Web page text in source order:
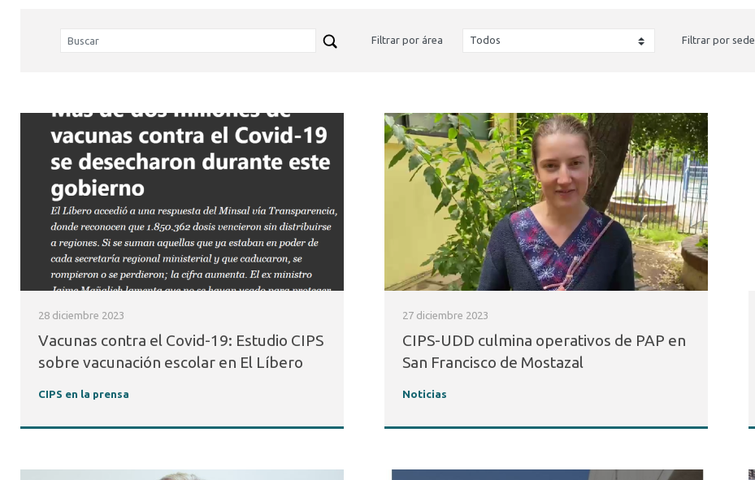
Filtrar por área Filtrar por sede
28 diciembre 2023
Vacunas contra el Covid-19: Estudio CIPS
sobre vacunación escolar en El Líbero
CIPS en la prensa
27 diciembre 2023
CIPS-UDD culmina operativos de PAP en
San Francisco de Mostazal
Noticias